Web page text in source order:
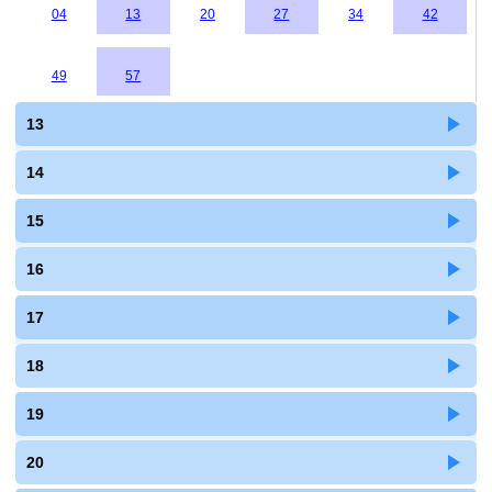
04 13 20 27 34 42
49 57
13
14
15
16
17
18
19
20